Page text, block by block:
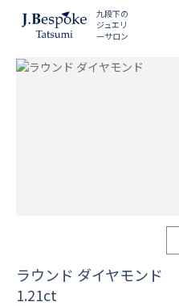
九段下の
ジュエリ
ーサロン
ラウンド ダイヤモンド
1.21ct